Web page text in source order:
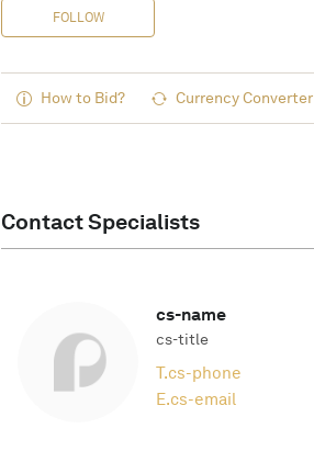
FOLLOW
How to Bid? Currency Converter
Contact Specialists
cs-name
cs-title
T.cs-phone
E.cs-email